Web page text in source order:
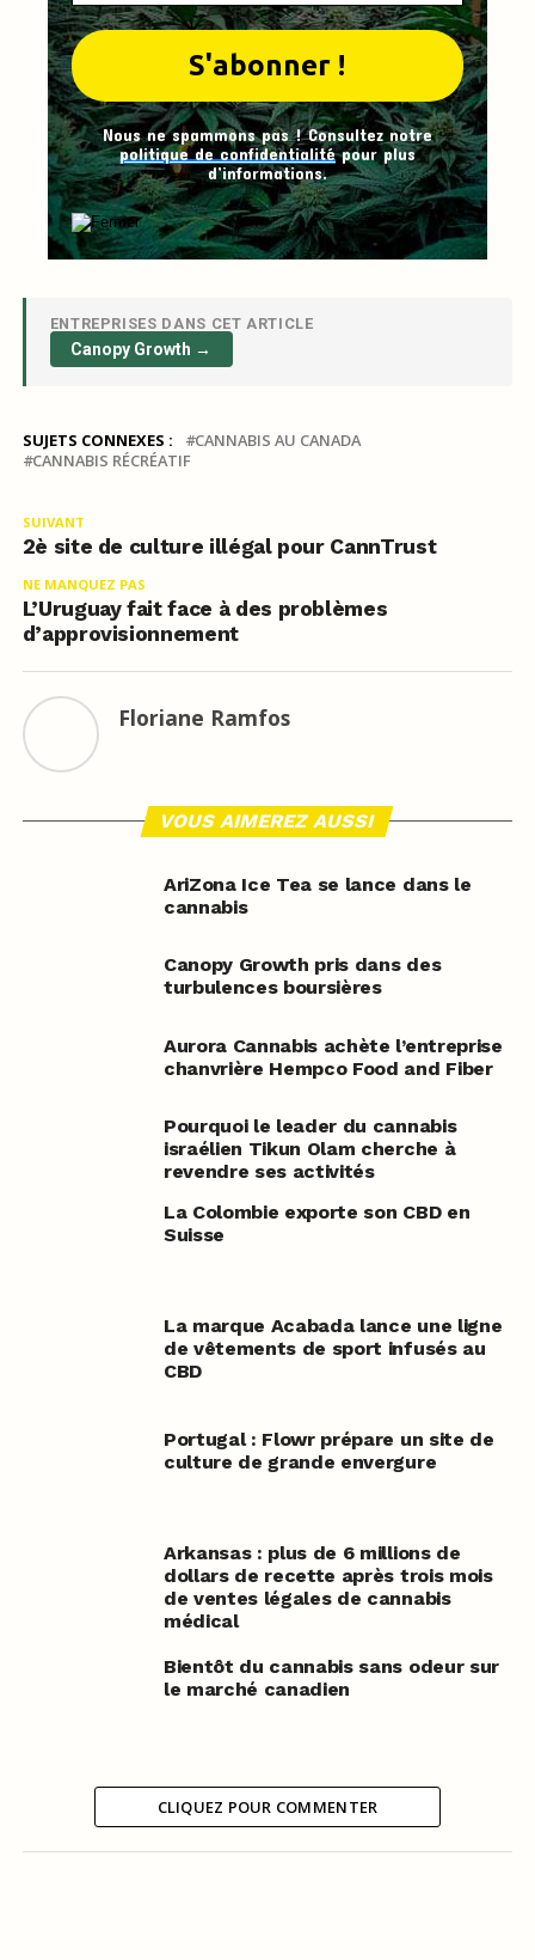
Nous ne spammons pas ! Consultez notre
politique de confidentialitépour plus
d’informations.
ENTREPRISES DANS CET ARTICLE
Canopy Growth →
SUJETS CONNEXES :
CANNABIS AU CANADA
CANNABIS RÉCRÉATIF
SUIVANT
2è site de culture illégal pour CannTrust
NE MANQUEZ PAS
L’Uruguay fait face à des problèmes
d’approvisionnement
Floriane Ramfos
VOUS AIMEREZ AUSSI
AriZona Ice Tea se lance dans le
cannabis
Canopy Growth pris dans des
turbulences boursières
Aurora Cannabis achète l’entreprise
chanvrière Hempco Food and Fiber
Pourquoi le leader du cannabis
israélien Tikun Olam cherche à
revendre ses activités
La Colombie exporte son CBD en
Suisse
La marque Acabada lance une ligne
de vêtements de sport infusés au
CBD
Portugal : Flowr prépare un site de
culture de grande envergure
Arkansas : plus de 6 millions de
dollars de recette après trois mois
de ventes légales de cannabis
médical
Bientôt du cannabis sans odeur sur
le marché canadien
CLIQUEZ POUR COMMENTER